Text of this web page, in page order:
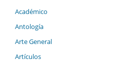
Académico
Antología
Arte General
Artículos